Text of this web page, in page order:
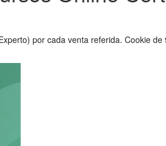
por cada venta referida. Cookie